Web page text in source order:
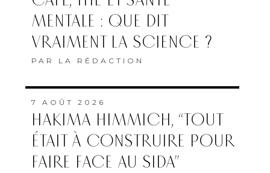
MENTALE : QUE DIT
VRAIMENT LA SCIENCE ?
PAR LA RÉDACTION
7 AOÛT 2026
HAKIMA HIMMICH, “TOUT
ÉTAIT À CONSTRUIRE POUR
FAIRE FACE AU SIDA”